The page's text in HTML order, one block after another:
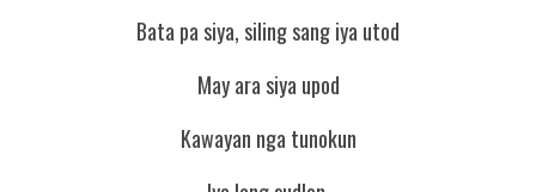
Bata pa siya, siling sang iya utod
May ara siya upod
Kawayan nga tunokun